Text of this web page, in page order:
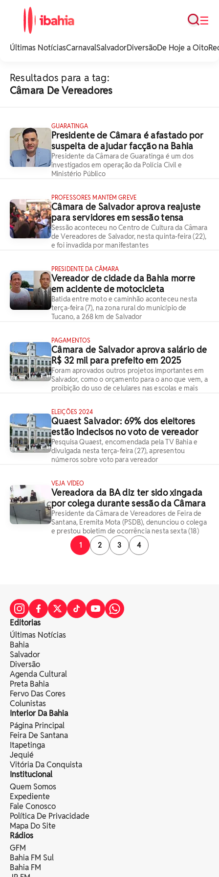
noticias e
☰
Busca
Últimas NotíciasCarnavalSalvadorDiversãoDe Hoje a Oito
Resultados para a tag:
Câmara De Vereadores
GUARATINGA
Presidente de Câmara é afastado por
suspeita de ajudar facção na Bahia
Presidente da Câmara de Guaratinga é um dos
investigados em operação da Polícia Civil e
Ministério Público
PROFESSORES MANTÉM GREVE
Câmara de Salvador aprova reajuste
para servidores em sessão tensa
Sessão aconteceu no Centro de Cultura da Câmara
de Vereadores de Salvador, nesta quinta-feira (22),
e foi invadida por manifestantes
PRESIDENTE DA CÂMARA
Vereador de cidade da Bahia morre
em acidente de motocicleta
Batida entre moto e caminhão aconteceu nesta
terça-feira (7), na zona rural do município de
Tucano, a 268 km de Salvador
PAGAMENTOS
Câmara de Salvador aprova salário de
R$ 32 mil para prefeito em 2025
Foram aprovados outros projetos importantes em
Salvador, como o orçamento para o ano que vem, a
proibição do uso de celulares nas escolas e mais
ELEIÇÕES 2024
Quaest Salvador: 69% dos eleitores
estão indecisos no voto de vereador
Pesquisa Quaest, encomendada pela TV Bahia e
divulgada nesta terça-feira (27), apresentou
números sobre voto para vereador
VEJA VÍDEO
Vereadora da BA diz ter sido xingada
por colega durante sessão da Câmara
Presidente da Câmara de Vereadores de Feira de
Santana, Eremita Mota (PSDB), denunciou o colega
e prestou boletim de ocorrência nesta sexta (18)
1
2 3 4
Editorias
Últimas Notícias
Bahia
Salvador
Diversão
Agenda Cultural
Preta Bahia
Fervo Das Cores
Colunistas
Interior Da Bahia
Página Principal
Feira De Santana
Itapetinga
Jequié
Vitória Da Conquista
Institucional
Quem Somos
Expediente
Fale Conosco
Política De Privacidade
Mapa Do Site
Rádios
GFM
Bahia FM Sul
Bahia FM